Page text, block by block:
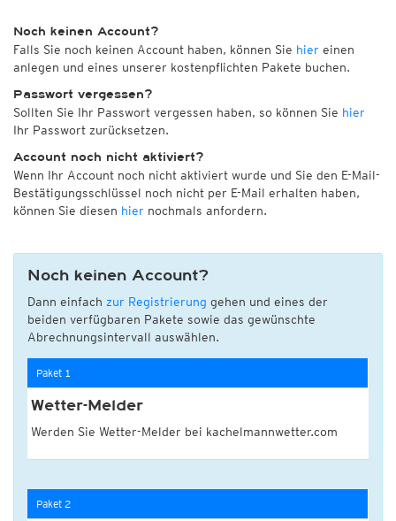
Noch keinen Account?
Falls Sie noch keinen Account haben, können Sie hier einen
anlegen und eines unserer kostenpflichten Pakete buchen.
Passwort vergessen?
Sollten Sie Ihr Passwort vergessen haben, so können Sie hier
Ihr Passwort zurücksetzen.
Account noch nicht aktiviert?
Wenn Ihr Account noch nicht aktiviert wurde und Sie den E-Mail-
Bestätigungsschlüssel noch nicht per E-Mail erhalten haben,
können Sie diesen hier nochmals anfordern.
Noch keinen Account?
Dann einfach zur Registrierung gehen und eines der
beiden verfügbaren Pakete sowie das gewünschte
Abrechnungsintervall auswählen.
Paket 1
Wetter-Melder
Werden Sie Wetter-Melder bei kachelmannwetter.com
Paket 2